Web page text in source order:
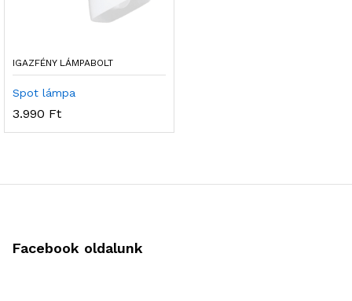
IGAZFÉNY LÁMPABOLT
Spot lámpa
3.990 Ft
Facebook oldalunk